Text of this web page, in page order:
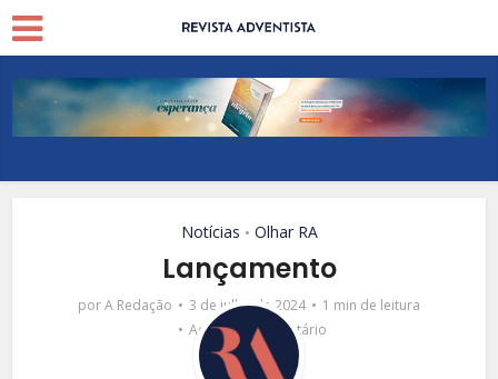
Notícias • Olhar RA
Lançamento
porA Redação 3 de julho de 2024
1 min de leitura
Adicionar comentário